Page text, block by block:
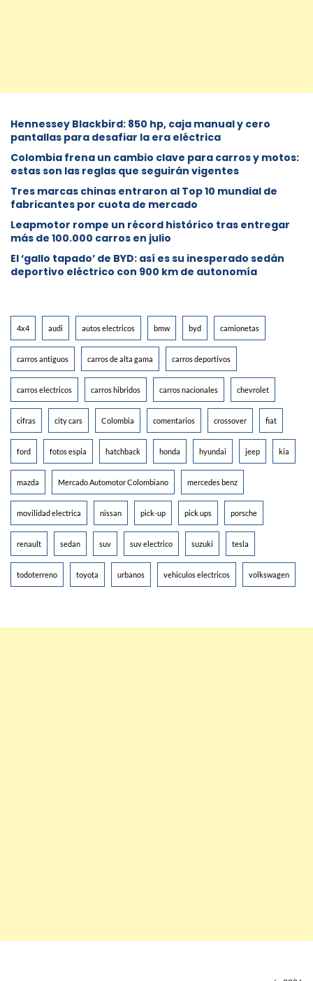
Hennessey Blackbird: 850 hp, caja manual y cero
pantallas para desafiar la era eléctrica
Colombia frena un cambio clave para carros y motos:
estas son las reglas que seguirán vigentes
Tres marcas chinas entraron al Top 10 mundial de
fabricantes por cuota de mercado
Leapmotor rompe un récord histórico tras entregar
más de 100.000 carros en julio
El ‘gallo tapado’ de BYD: así es su inesperado sedán
deportivo eléctrico con 900 km de autonomía
4x4 audi autos electricos bmw byd camionetas
carros antiguos carros de alta gama carros deportivos
carros electricos carros hibridos carros nacionales chevrolet
cifras city cars Colombia comentarios crossover fiat
ford fotos espia hatchback honda hyundai jeep kia
mazda Mercado Automotor Colombiano mercedes benz
movilidad electrica nissan pick-up pick ups porsche
renault sedan suv suv electrico suzuki tesla
todoterreno toyota urbanos vehiculos electricos volkswagen